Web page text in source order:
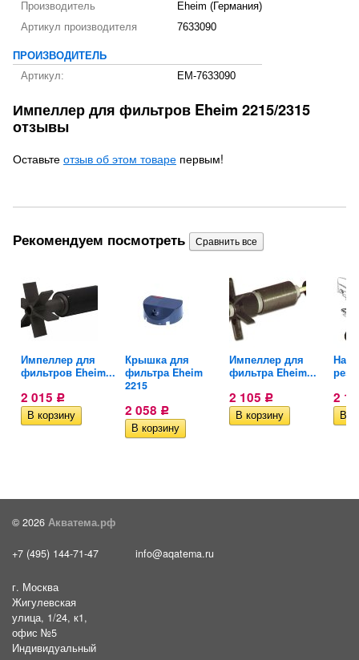
Производитель
Eheim (Германия)
Артикул производителя
7633090
ПРОИЗВОДИТЕЛЬ
Артикул:
EM-7633090
Импеллер для фильтров Eheim 2215/2315
отзывы
Оставьте отзыв об этом товаре первым!
Рекомендуем посмотреть
Импеллер для
фильтров Eheim...
2 015 Р
Крышка для
фильтра Eheim
2215
2 058 Р
Импеллер для
фильтра Eheim...
2 105 Р 2
© 2026 Акватема.рф
+7 (495) 144-71-47 info@aqatema.ru
г. Москва
Жигулевская
улица, 1/24, к1,
офис №5
Индивидуальный